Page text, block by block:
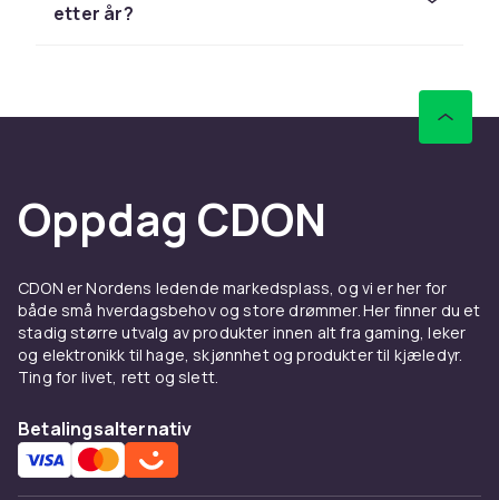
Sesongornamenter til hele
Høytidsornament er ikke bare for jul og påske.
av året vi er inne i og gi hjemmet et friskt
utseende.
Velg riktig material og stil
Høytidsornament finnes i mange materialer
som glass, tre, tekstil og metall.
Glassornament er elegante og fanger lyset
naturlig følelse. Tekstil og filtornamenter er
barnevennlige alternativer som tåler litt mer.
etter år?
Oppdag CDON
CDON er Nordens ledende markedsplass, og vi er her for
både små hverdagsbehov og store drømmer. Her finner du et
stadig større utvalg av produkter innen alt fra gaming, leker
og elektronikk til hage, skjønnhet og produkter til kjæledyr.
Ting for livet, rett og slett.
Betalingsalternativ